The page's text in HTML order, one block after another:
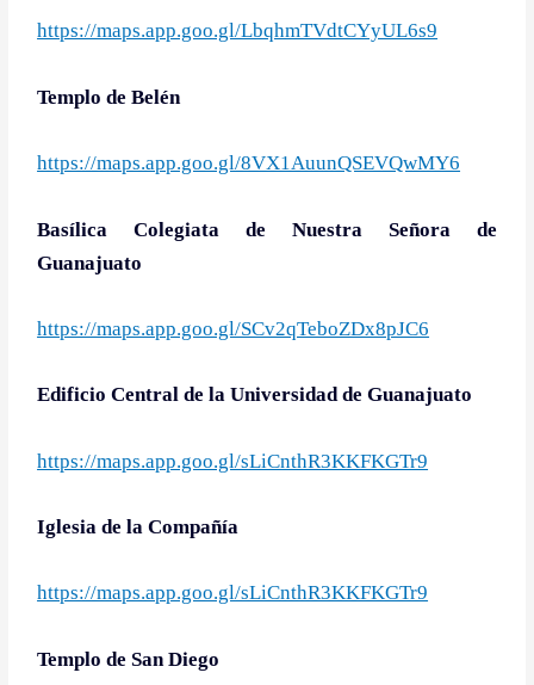
https://maps.app.goo.gl/LbqhmTVdtCYyUL6s9
Templo de Belén
https://maps.app.goo.gl/8VX1AuunQSEVQwMY6
Basílica Colegiata de Nuestra Señora de
Guanajuato
https://maps.app.goo.gl/SCv2qTeboZDx8pJC6
Edificio Central de la Universidad de Guanajuato
https://maps.app.goo.gl/sLiCnthR3KKFKGTr9
Iglesia de la Compañía
https://maps.app.goo.gl/sLiCnthR3KKFKGTr9
Templo de San Diego